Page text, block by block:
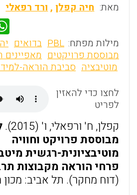
מאת: חיה קפלן ,ורד רפאלי
מילות מפתח: PBL בדואים
מבוססת פרויקטים מאפיינים
מוטיבציה סביבת הוראה-
לחצו כדי להאזין
לפריט
קפלן, ח' ורפאלי, ו' (2015).
מבוססת פרויקט וחוויה
מוטיבציונית-רגשית
פרחי הוראה מקבוצות
(דוח מחקר). תל אביב: מכון